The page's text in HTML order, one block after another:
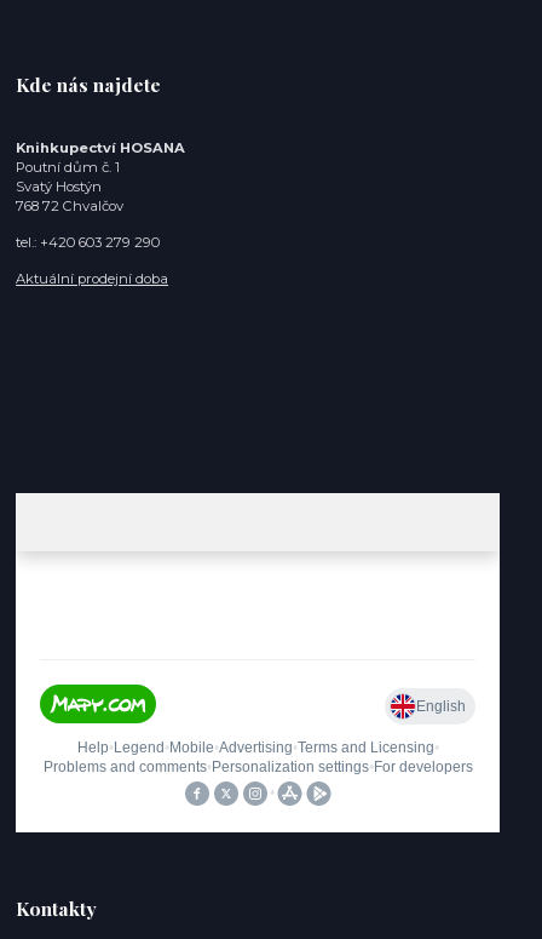
Kde nás najdete
Knihkupectví HOSANA
Poutní dům č. 1
Svatý Hostýn
768 72 Chvalčov
tel.: +420 603 279 290
Aktuální prodejní doba
Kontakty